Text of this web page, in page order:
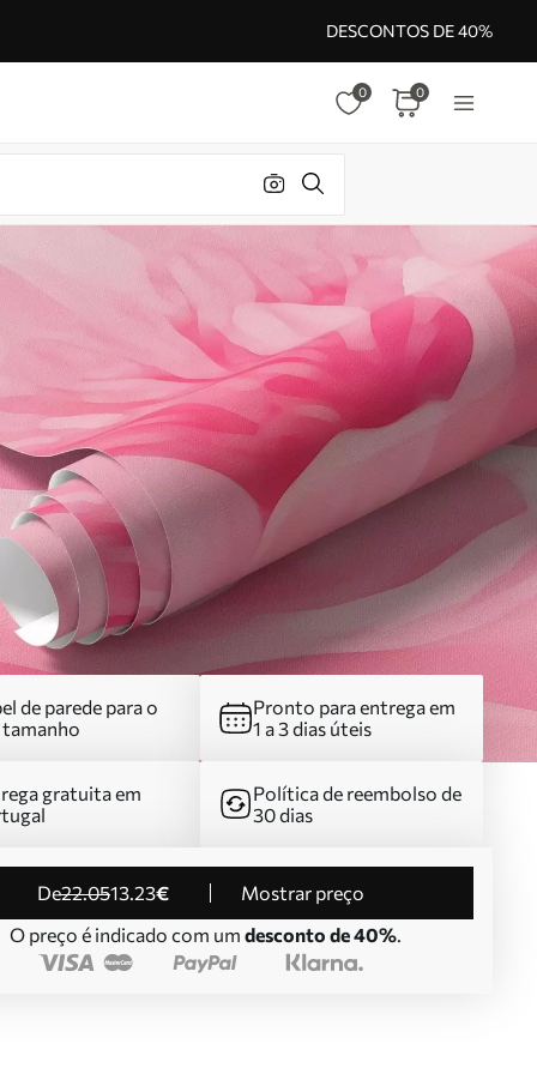
DESCONTOS DE 40%
0 0
de parede para o
tamanho
Pronto para entrega em
1 a 3 dias úteis
gratuita em
Política de reembolso de
30 dias
de22.0513.23€
Mostrar preço
O preço é indicado com um desconto de 40%.